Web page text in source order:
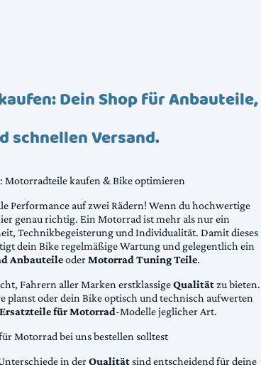
Dein Shop für Anbauteile,
schnellen Versand.
kaufen & Bike optimieren
Performance auf zwei Rädern! Wenn du hochwertige
genau richtig. Ein Motorrad ist mehr als nur ein
Technikbegeisterung und Individualität. Damit dieses
dein Bike regelmäßige Wartung und gelegentlich ein
AnbauteileoderMotorrad Tuning Teile.
Fahrern aller Marken erstklassigeQualitätzu bieten.
planst oder dein Bike optisch und technisch aufwerten
Ersatzteile für Motorrad-Modelle jeglicher Art.
Motorrad bei uns bestellen solltest
in derQualitätsind entscheidend für deine